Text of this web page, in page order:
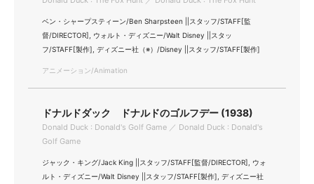
ベン・シャープスティーン/Ben Sharpsteen ||スタッフ/STAFF[監
督/DIRECTOR], ウォルト・ディズニー/Walt Disney ||スタッ
フ/STAFF[製作], ディズニー社（※）/Disney ||スタッフ/STAFF[製作]
アニメーション/Animation
ドナルドダック ドナルドのゴルフデー (1938)
Donald Duck : Donald's Golf Game ／ Donald Duck : Donald's
Golf Game
ジャック・キング/Jack King ||スタッフ/STAFF[監督/DIRECTOR], ウォ
ルト・ディズニー/Walt Disney ||スタッフ/STAFF[製作], ディズニー社